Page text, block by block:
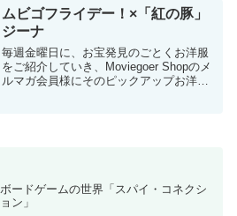
ムビゴフライデー！×「紅の豚」
ジーナ
毎週金曜日に、お宝発見のごとくお洋服
をご紹介していき、Moviegoer Shopのメ
ルマガ会員様にそのピックアップお洋服
ボードゲームの世界「スパイ・コネクシ
ョン」